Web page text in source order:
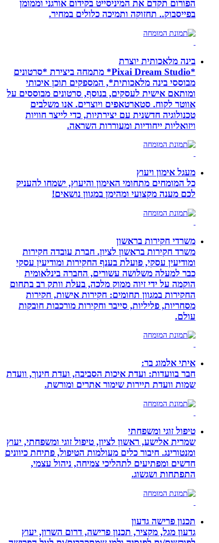
הפורום תקדם את המיניסייט בקידום אורגני וממומן
בפייסבוק.. תחזוקה ותמיכה כלולים במחיר.
בינה מלאכותית יוצרת
*Pixai Dream Studio* מתמחה ביצירת *סרטונים
מבוססי בינה מלאכותית*, המספקים תוכן איכותי
ומותאם אישית לעסקים, בנוסף, סרטונים מבוססים על
אווטר לקוח. סטארטאפים ויוצרים. אנו משלבים
טכנולוגיה חדשנית עם יצירתיות, כדי לייצר חוויות
ויזואליות ייחודיות ומעוררות השראה.
מעגל אימון ויעוץ
כל המומחים מתחומי האימון והיעוץ, ישמחו להעניק
לכם מענה מקצועי ומהימן במגוון נושאים!
משרדי חקירות בראשון
משרד חקירות בראשון לציון. חברת עובדה חקירות
ומודיעין עסקי, פועלת בענף החקירות ומודיעין עסקי
כבר למעלה משלושה עשורים, החברה בינלאומית
הוקמה על ידי זיוה ממוק מלכה, בעלת וותק רב בתחום
החקירות במגוון תחומים: חקירות אישות, חקירות
מסחריות, פליליות, סייבר וחקירות מורכבות חובקות
עולם.
איתי אלמוג בר:
חבר בוועדות: ועדת איכות הסביבה, ועדת חינוך, וועדת
שמות וועדת תיירות שימור אתרים ומורשת.
טיפול זוגי ומשפחתי
שמרית אלישע, ראשון לציון, טיפול זוגי ומשפחתי, יעוץ
ומנטורינג. חיבור כלים מעולמות הטיפול, פתיחת כיוונים
חדשים ומפתיעים לתהליכי צמיחה, ניהול עצמי,
התפתחות ושגשוג.
תכנון פרישה גדעון
גדעון מגל, מקציר, תכנון פרישה, דרום השרון, יעוץ